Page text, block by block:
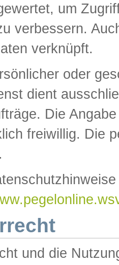
um
verbessern.
verknüpft.
oder
dient
Die
freiwillig. Die
und die